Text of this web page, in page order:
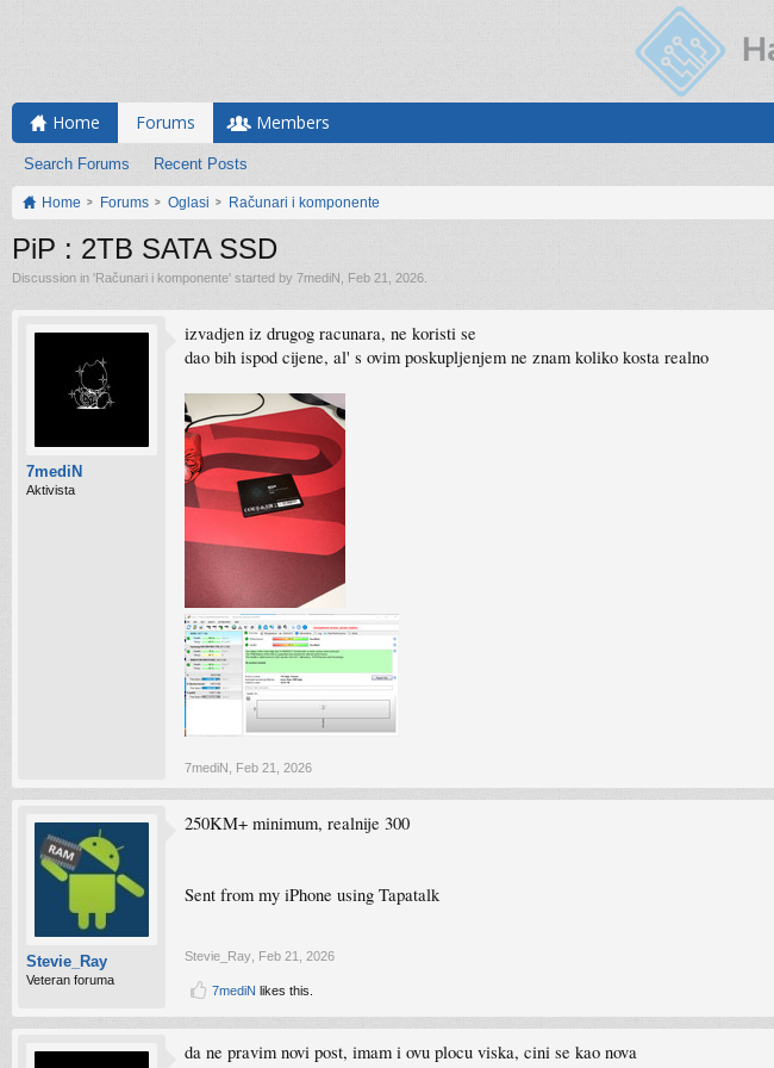
Home Forums
Search Forums Recent Posts
Members
Home Forums Oglasi Računari i komponente
PiP : 2TB SATA SSD
Discussion in 'Računari i komponente' started by 7mediN Feb 21, 2026
7mediN
Aktivista
izvadjen iz drugog racunara, ne koristi se
dao bih ispod cijene, al' s ovim poskupljenjem ne znam koliko kosta realno
7mediN Feb 21, 2026
Stevie_Ray
Veteran foruma
250KM+ minimum, realnije 300
Sent from my iPhone using Tapatalk
Stevie_Ray Feb 21, 2026
7mediN likes this.
da ne pravim novi post, imam i ovu plocu viska, cini se kao nova